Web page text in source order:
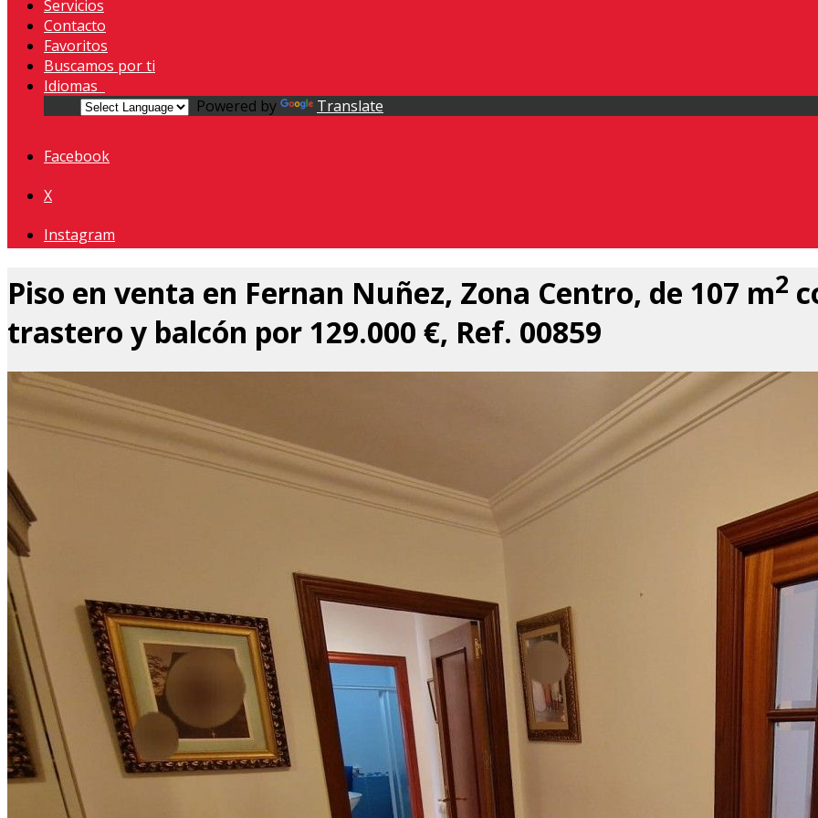
Servicios
Contacto
Favoritos
Buscamos por ti
Idiomas
Powered by
Translate
Facebook
X
Instagram
Piso en venta en Fernan Nuñez, Zona Centro, de 107 m2
trastero y balcón por 129.000 €, Ref. 00859